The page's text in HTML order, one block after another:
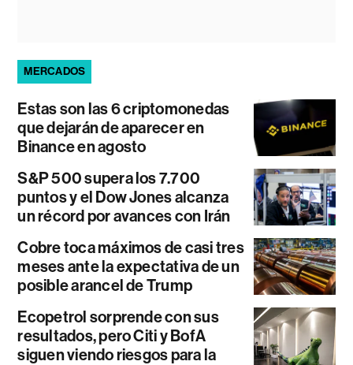
MERCADOS
Estas son las 6 criptomonedas
que dejarán de aparecer en
Binance en agosto
S&P 500 supera los 7.700
puntos y el Dow Jones alcanza
un récord por avances con Irán
Cobre toca máximos de casi tres
meses ante la expectativa de un
posible arancel de Trump
Ecopetrol sorprende con sus
resultados, pero Citi y BofA
siguen viendo riesgos para la